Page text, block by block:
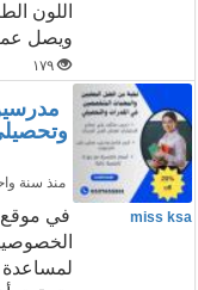
اللون
ويصل عمره
١٧٩
وتحصيلي
منذ سنة
miss ksa
في موقع
لمساعدة